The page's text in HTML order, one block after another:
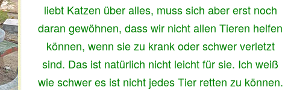
liebt Katzen über alles, muss sich aber erst noch
daran gewöhnen, dass wir nicht allen Tieren helfen
können, wenn sie zu krank oder schwerverletzt
sind. Das ist natürlich nicht leicht für sie. Ich weiß
wie schwer es ist nicht jedes Tier retten zu können.